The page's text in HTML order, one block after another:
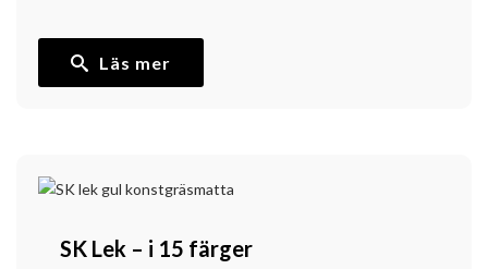
Läs mer
SK Lek – i 15 färger